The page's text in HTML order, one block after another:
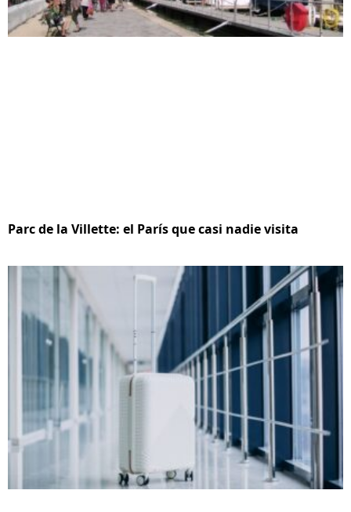
Parc de la Villette: el París que casi nadie visita